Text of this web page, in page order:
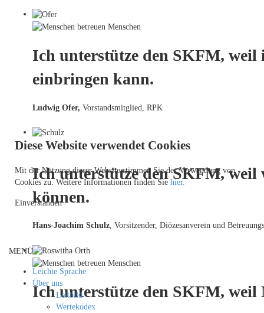
Ich unterstütze den SKFM,
einbringen kann.
Ludwig Ofer, Vorstandsmitglied, RPK
Ich unterstütze den SKFM, weil
können.
Hans-Joachim Schulz, Vorsitzender, Diözesanverein und
Ich unterstütze den SKFM, weil
Diese Website verwendet Cookies
Mit der Nutzung dieser Website stimmen Sie der Verwendung von
Cookies zu. Weitere Informationen finden Sie hier.
Einverstanden
MENÜ
Leichte Sprache
Über uns
Leitbild
Wertekodex